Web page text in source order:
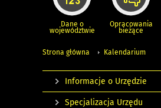
Dane o
województwie
Opracowania
bieżące
Strona główna Kalendarium
Informacje o Urzędzie
Specjalizacja Urzędu